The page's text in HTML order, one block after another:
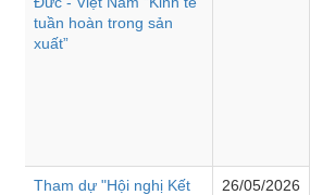
tuần hoàn trong sản
xuất”
Tham dự "Hội nghị Kết
26/05/2026